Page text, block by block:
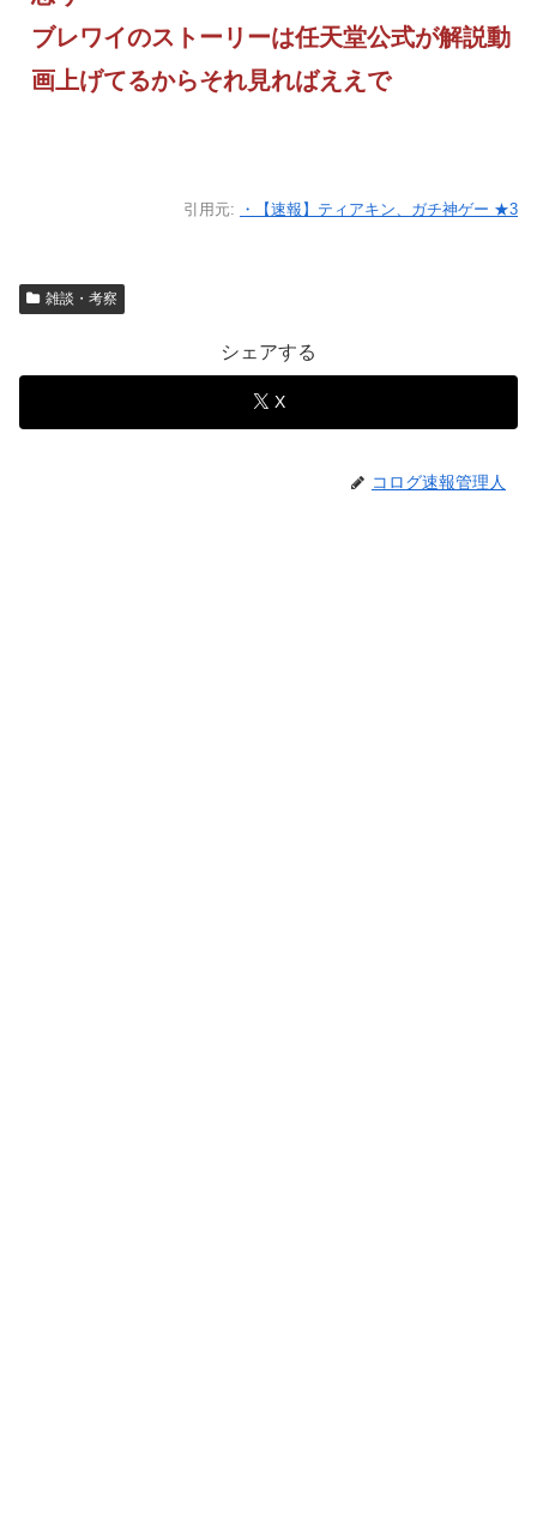
ブレワイのストーリーは任天堂公式が解説動
画上げてるからそれ見ればええで
引用元: ・【速報】ティアキン、ガチ神ゲー ★3
雑談・考察
シェアする
X
コログ速報管理人